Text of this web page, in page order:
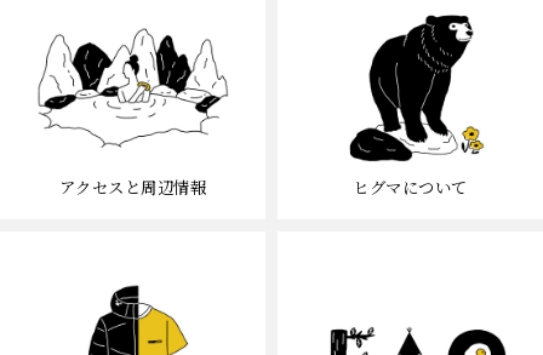
アクセスと周辺情報 ヒグマについて